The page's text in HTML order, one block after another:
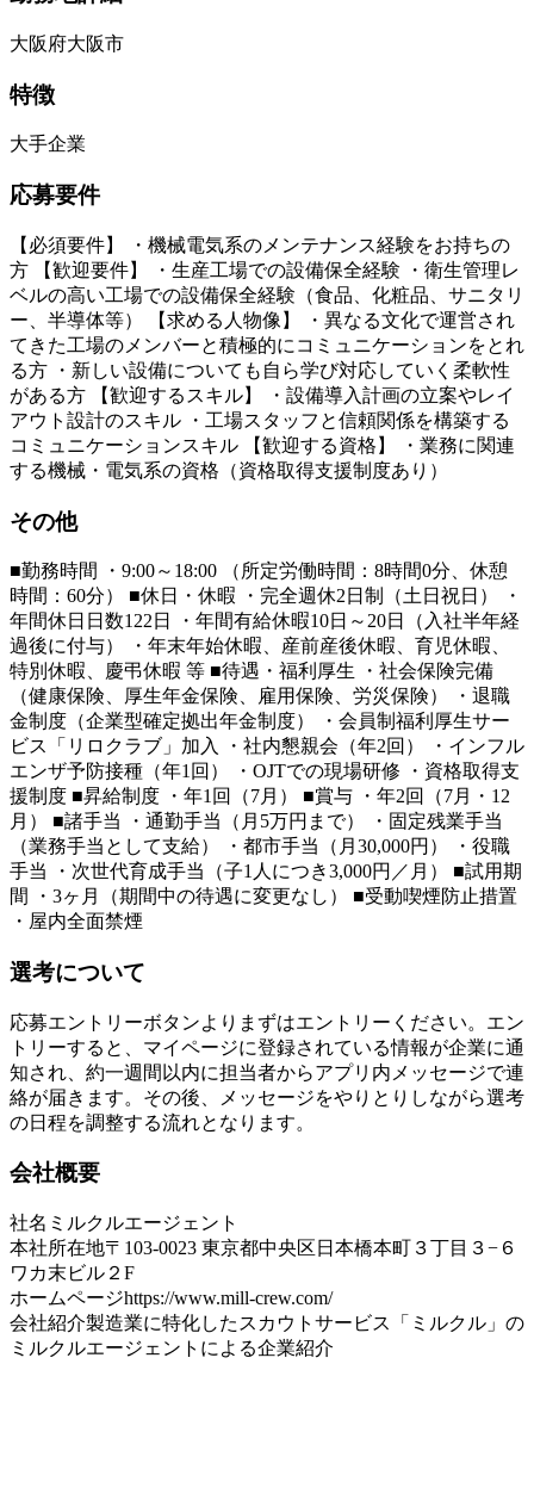
大阪府大阪市
特徴
大手企業
応募要件
【必須要件】 ・機械電気系のメンテナンス経験をお持ちの
方 【歓迎要件】 ・生産工場での設備保全経験 ・衛生管理レ
ベルの高い工場での設備保全経験（食品、化粧品、サニタリ
ー、半導体等） 【求める人物像】 ・異なる文化で運営され
てきた工場のメンバーと積極的にコミュニケーションをとれ
る方 ・新しい設備についても自ら学び対応していく柔軟性
がある方 【歓迎するスキル】 ・設備導入計画の立案やレイ
アウト設計のスキル ・工場スタッフと信頼関係を構築する
コミュニケーションスキル 【歓迎する資格】 ・業務に関連
する機械・電気系の資格（資格取得支援制度あり）
その他
■勤務時間 ・9:00～18:00 （所定労働時間：8時間0分、休憩
時間：60分） ■休日・休暇 ・完全週休2日制（土日祝日） ・
年間休日日数122日 ・年間有給休暇10日～20日（入社半年経
過後に付与） ・年末年始休暇、産前産後休暇、育児休暇、
特別休暇、慶弔休暇 等 ■待遇・福利厚生 ・社会保険完備
（健康保険、厚生年金保険、雇用保険、労災保険） ・退職
金制度（企業型確定拠出年金制度） ・会員制福利厚生サー
ビス「リロクラブ」加入 ・社内懇親会（年2回） ・インフル
エンザ予防接種（年1回） ・OJTでの現場研修 ・資格取得支
援制度 ■昇給制度 ・年1回（7月） ■賞与 ・年2回（7月・12
月） ■諸手当 ・通勤手当（月5万円まで） ・固定残業手当
（業務手当として支給） ・都市手当（月30,000円） ・役職
手当 ・次世代育成手当（子1人につき3,000円／月） ■試用期
間 ・3ヶ月（期間中の待遇に変更なし） ■受動喫煙防止措置
・屋内全面禁煙
選考について
応募エントリーボタンよりまずはエントリーください。エン
トリーすると、マイページに登録されている情報が企業に通
知され、約一週間以内に担当者からアプリ内メッセージで連
絡が届きます。その後、メッセージをやりとりしながら選考
の日程を調整する流れとなります。
会社概要
社名 ミルクルエージェント
本社所在地〒103-0023 東京都中央区日本橋本町３丁目３−６
ワカ末ビル２F
ホームページhttps://www.mill-crew.com/
会社紹介製造業に特化したスカウトサービス「ミルクル」の
ミルクルエージェントによる企業紹介